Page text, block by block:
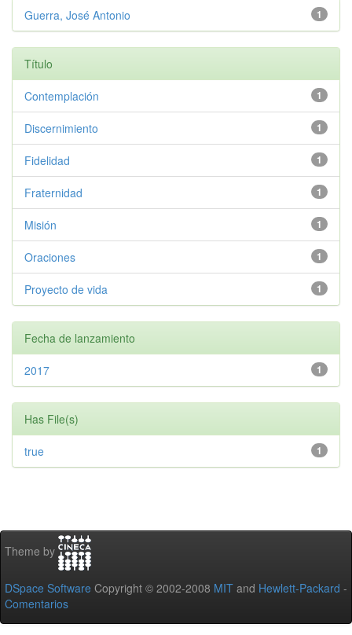
1
Guerra, José Antonio
Título
1
Contemplación
1
Discernimiento
1
Fidelidad
1
Fraternidad
1
Misión
1
Oraciones
1
Proyecto de vida
Fecha de lanzamiento
1
2017
Has File(s)
1
true
Theme by
DSpace Software Copyright © 2002-2008 MIT and Hewlett-Packard -
Comentarios